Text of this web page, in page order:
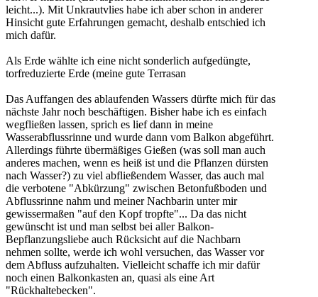
leicht...). Mit Unkrautvlies habe ich aber schon in anderer
Hinsicht gute Erfahrungen gemacht, deshalb entschied ich
mich dafür.
Als Erde wählte ich eine nicht sonderlich aufgedüngte,
torfreduzierte Erde (meine gute Terrasan
Das Auffangen des ablaufenden Wassers dürfte mich für das
nächste Jahr noch beschäftigen. Bisher habe ich es einfach
wegfließen lassen, sprich es lief dann in meine
Wasserabflussrinne und wurde dann vom Balkon abgeführt.
Allerdings führte übermäßiges Gießen (was soll man auch
anderes machen, wenn es heiß ist und die Pflanzen dürsten
nach Wasser?) zu viel abfließendem Wasser, das auch mal
die verbotene "Abkürzung" zwischen Betonfußboden und
Abflussrinne nahm und meiner Nachbarin unter mir
gewissermaßen "auf den Kopf tropfte"... Da das nicht
gewünscht ist und man selbst bei aller Balkon-
Bepflanzungsliebe auch Rücksicht auf die Nachbarn
nehmen sollte, werde ich wohl versuchen, das Wasser vor
dem Abfluss aufzuhalten. Vielleicht schaffe ich mir dafür
noch einen Balkonkasten an, quasi als eine Art
"Rückhaltebecken".